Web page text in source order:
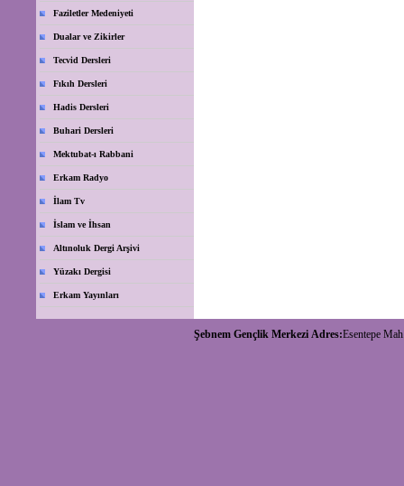
Faziletler Medeniyeti
Dualar ve Zikirler
Tecvid Dersleri
Fıkıh Dersleri
Hadis Dersleri
Buhari Dersleri
Mektubat-ı Rabbani
Erkam Radyo
İlam Tv
İslam ve İhsan
Altınoluk Dergi Arşivi
Yüzakı Dergisi
Erkam Yayınları
Şebnem Gençlik Merkezi Adres:Esentepe